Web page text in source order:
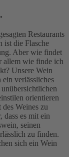
Restaurants
ist die Flasche
Aber wie findet
allem wie finde ich
Unsere Wein
ein verlässliches
orientieren
Weines zu
dass es mit ein
seinen
zu finden.
sich ein Wein